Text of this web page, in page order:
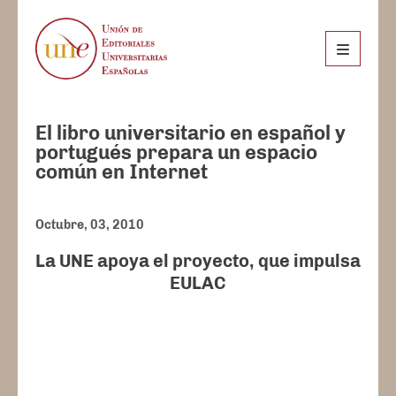
El libro universitario en español y
portugués prepara un espacio
común en Internet
Octubre, 03, 2010
La UNE apoya el proyecto, que impulsa
EULAC